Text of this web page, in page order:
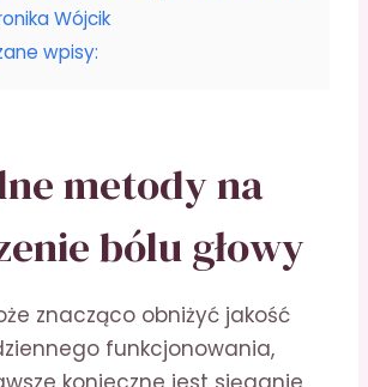
Wójcik
wpisy:
metody na
bólu głowy
znacząco obniżyć jakość
funkcjonowania,